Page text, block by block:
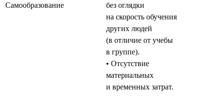
Самообразование
без оглядки
на скорость обучения
других людей
(в отличие от учебы
в группе).
• Отсутствие
материальных
и временных затрат.